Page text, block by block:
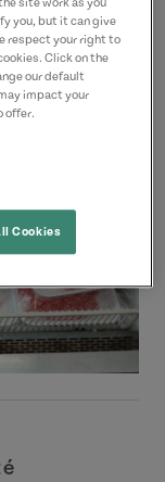
you, but it can give
respect your right to
Click on the
our default
impact your
offer.
Cookies